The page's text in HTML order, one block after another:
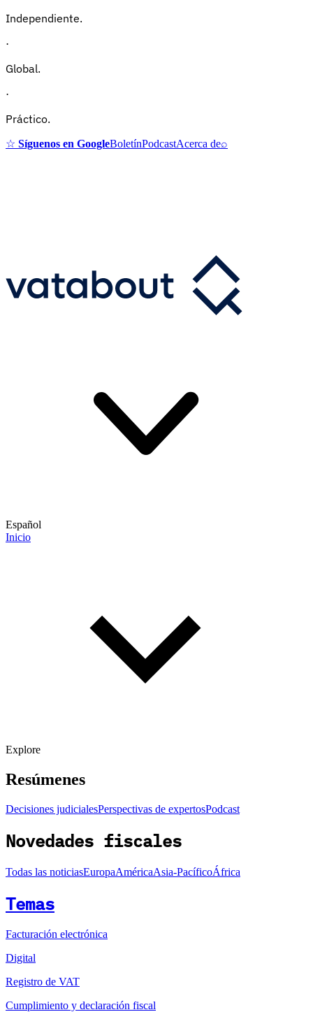
Independiente.
·
Global.
·
Práctico.
☆ Síguenos en GoogleBoletínPodcastAcerca de⌕
Español
Inicio
Explore
Resúmenes
Decisiones judicialesPerspectivas de expertosPodcast
Novedades fiscales
Todas las noticiasEuropaAméricaAsia-PacíficoÁfrica
Temas
Facturación electrónica
Digital
Registro de VAT
Cumplimiento y declaración fiscal